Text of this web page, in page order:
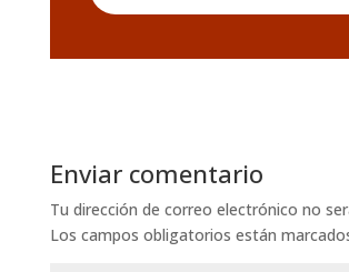
Enviar comentario
Tu dirección de correo electrónico no
Los campos obligatorios están